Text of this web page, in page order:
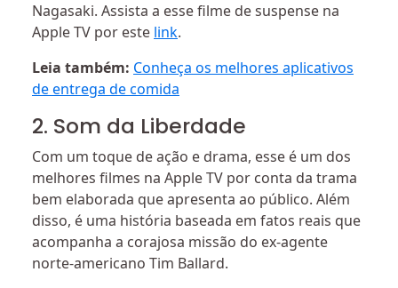
Nagasaki. Assista a esse filme de suspense na
Apple TV por este link.
Leia também: Conheça os melhores aplicativos
de entrega de comida
2. Som da Liberdade
Com um toque de ação e drama, esse é um dos
melhores filmes na Apple TV por conta da trama
bem elaborada que apresenta ao público. Além
disso, é uma história baseada em fatos reais que
acompanha a corajosa missão do ex-agente
norte-americano Tim Ballard.